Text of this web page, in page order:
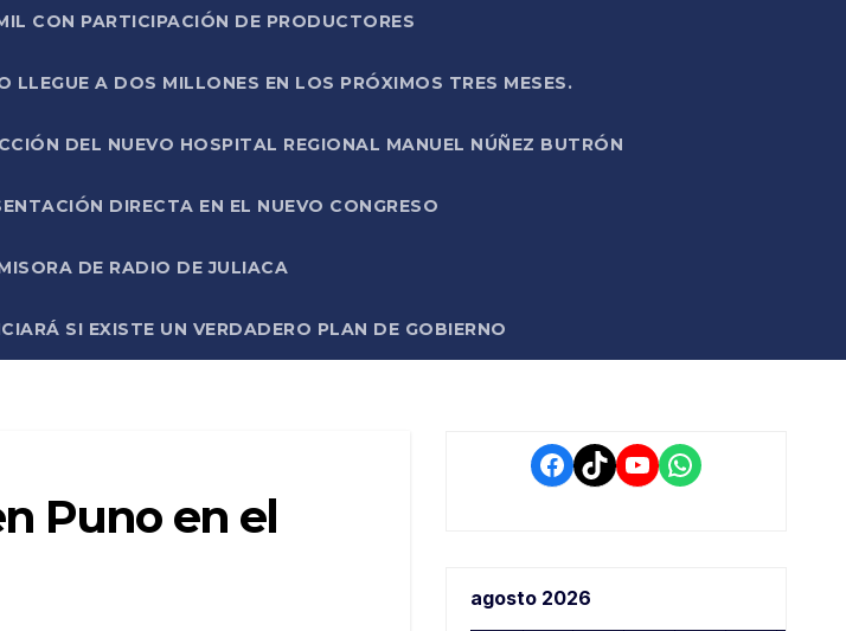
CON PARTICIPACIÓN DE PRODUCTORES
LLEGUE A DOS MILLONES EN LOS PRÓXIMOS TRES MESES.
DEL NUEVO HOSPITAL REGIONAL MANUEL NÚÑEZ BUTRÓN
DIRECTA EN EL NUEVO CONGRESO
DE RADIO DE JULIACA
SI EXISTE UN VERDADERO PLAN DE GOBIERNO
Puno en el
Facebook
TikTokYouTube
WhatsApp
agosto 2026